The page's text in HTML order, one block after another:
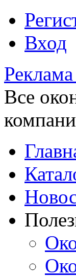
Вход
Все